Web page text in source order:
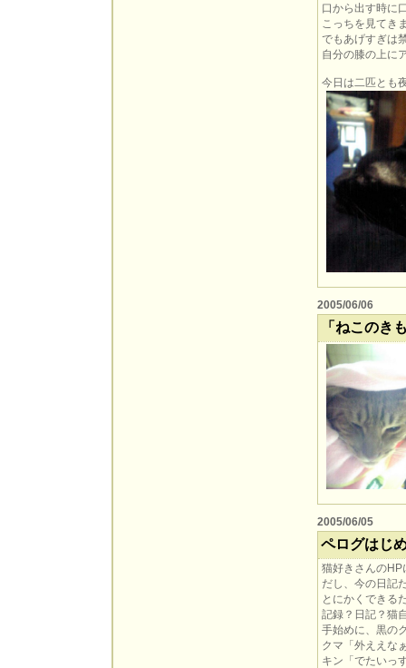
口から出す時に
こっちを見てき
でもあげすぎは
自分の膝の上に
今日は二匹とも
2005/06/06
「ねこの
2005/06/05
ペログはじ
猫好きさんのHP
だし、今の日記
とにかくできる
記録？日記？猫
手始めに、黒の
クマ「外ええな
キン「でたいっ